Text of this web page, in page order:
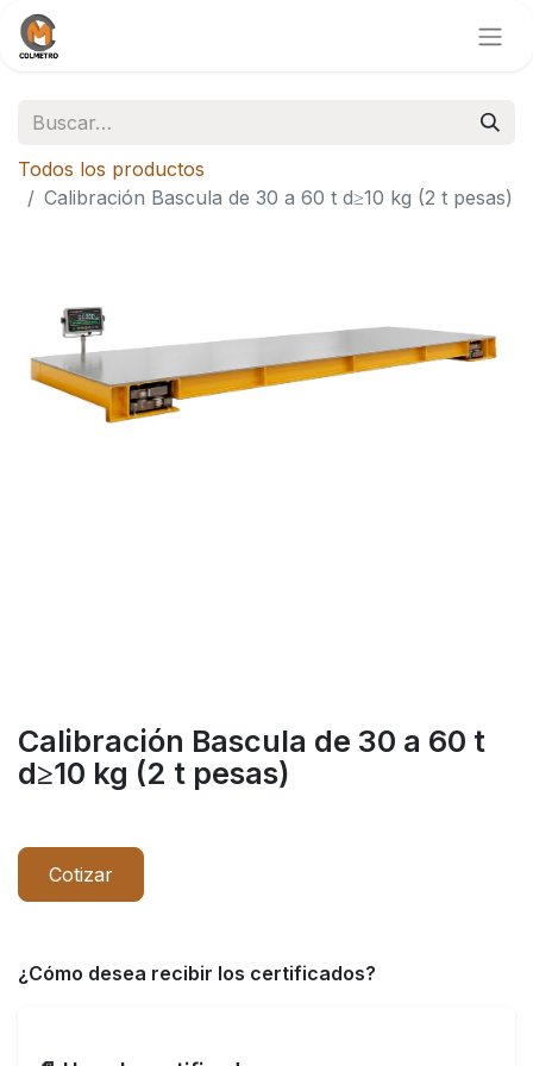
Todos los productos
Calibración Bascula de 30 a 60 t d≥10 kg (2 t pesas)
Calibración Bascula de 30 a 60 t
d≥10 kg (2 t pesas)
Cotizar
¿Cómo desea recibir los certificados?